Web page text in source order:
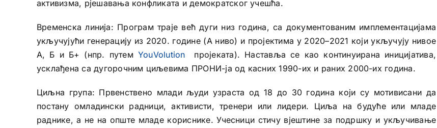
активизма, рјешавања конфликата и демократског учешћа.
Временска линија: Програм траје већ дуги низ година, са документованим имплементацијама
укључујући генерацију из 2020. године (А ниво) и пројектима у 2020–2021 који укључују нивое
А, Б и Б+ (нпр. путем YouVolution пројеката). Наставља се као континуирана иницијатива,
усклађена са дугорочним циљевима ПРОНИ-ја од касних 1990-их и раних 2000-их година.
Циљна група: Првенствено млади људи узраста од 18 до 30 година који су мотивисани да
постану омладински радници, активисти, тренери или лидери. Циља на будуће или младе
раднике, а не на опште младе кориснике. Учесници стичу вјештине за подршку и укључивање